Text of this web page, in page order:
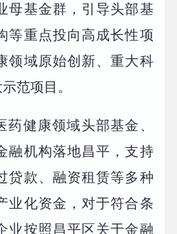
母基金群，引导头部基
等重点投向高成长性项
领域原始创新、重大科
范项目。
药健康领域头部基金、
融机构落地昌平，支持
贷款、融资租赁等多种
业化资金，对于符合条
业按照昌平区关于金融